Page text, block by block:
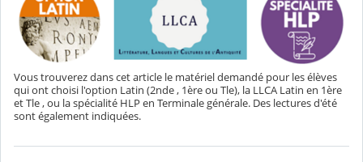
Vous trouverez dans cet article le matériel demandé pour les élèves
qui ont choisi l'option Latin (2nde , 1ère ou Tle), la LLCA Latin en 1ère
et Tle , ou la spécialité HLP en Terminale générale. Des lectures d'été
sont également indiquées.